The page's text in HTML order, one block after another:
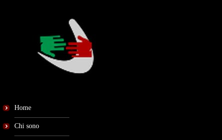
Home
Chi sono